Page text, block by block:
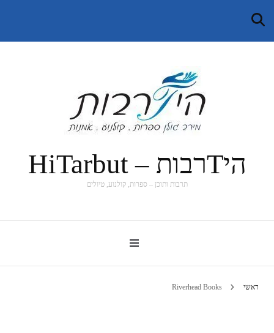
היTרבות – HiTarbut
תרבות ותוכן – ספרות, קולנוע, טיולים
ראשי Riverhead Books